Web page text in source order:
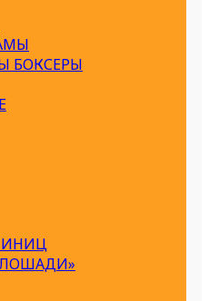
БОКСЕРЫ